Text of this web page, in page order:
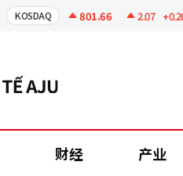
KOSDAQ 801.66 2.07 +0.26%
财经 产业